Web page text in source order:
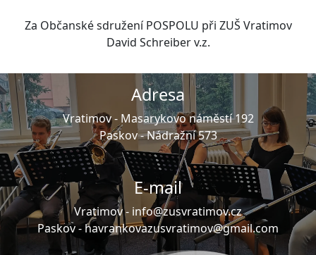
Za Občanské sdružení POSPOLU při ZUŠ Vratimov
David Schreiber v.z.
Adresa
Vratimov - Masarykovo náměstí 192
Paskov -Nádražní 573
E-mail
Vratimov - info@zusvratimov.cz
Paskov -havrankovazusvratimov@gmail.com